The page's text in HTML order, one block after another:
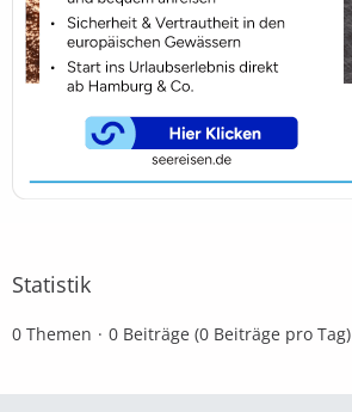
Statistik
0 Themen 0 Beiträge (0 Beiträge pro Tag)